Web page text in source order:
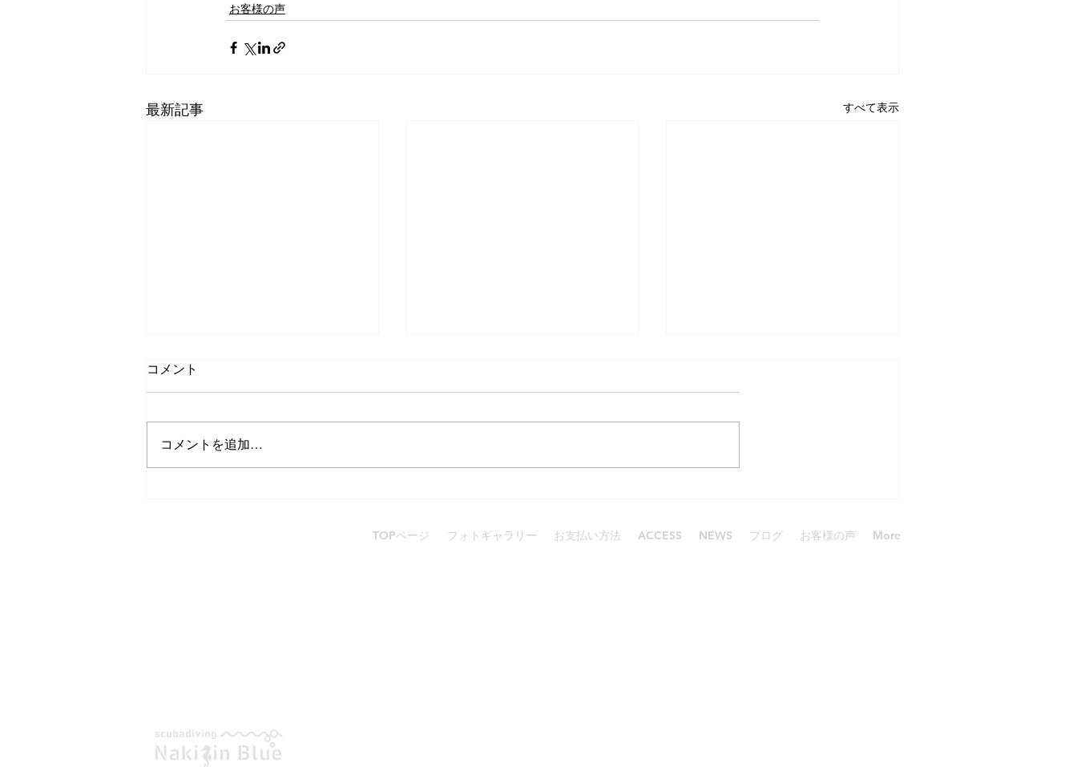
お客様の声
最新記事 すべて表示
コメント
コメントを追加…
TOPページ フォトギャラリー お支払い方法 ACCESS NEWS ブログ お客様の声 More